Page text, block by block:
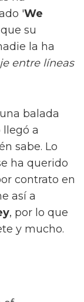
'We
su
la ha
entre líneas
balada
llegó a
sabe. Lo
ha querido
contrato en
así a
, por lo que
y mucho.